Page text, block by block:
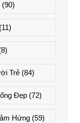
(90)
Trẻ (84)
Đẹp (72)
Hứng(59)